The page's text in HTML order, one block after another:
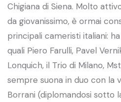
Chigiana di Siena. Molto
da giovanissimo, è ormai
principali cameristi italiani:
quali Piero Farulli, Pavel
Lonquich, il Trio di Milano,
sempre suona in duo con la
Borrani (diplomandosi sotto